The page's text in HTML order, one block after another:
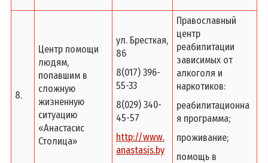
8.
Центр помощи
людям,
попавшим в
сложную
жизненную
ситуацию
«Анастасис
Столица»
ул. Бресткая,
86
8(017) 396-
55-33
8(029) 340-
45-57
http://www.
anastasis.by
Православный
центр
реабилитации
зависимых от
алкоголя и
наркотиков:
реабилитационна
я программа;
проживание;
помощь в